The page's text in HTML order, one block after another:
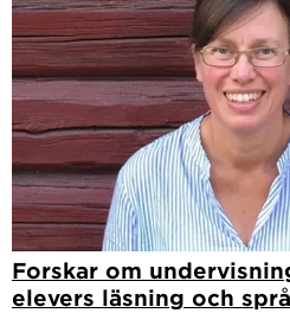
Forskar om
elevers läsning och